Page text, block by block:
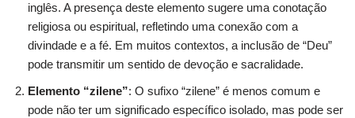
inglês. A presença deste elemento sugere uma conotação
religiosa ou espiritual, refletindo uma conexão com a
divindade e a fé. Em muitos contextos, a inclusão de “Deu”
pode transmitir um sentido de devoção e sacralidade.
Elemento “zilene”: O sufixo “zilene” é menos comum e
pode não ter um significado específico isolado, mas pode ser